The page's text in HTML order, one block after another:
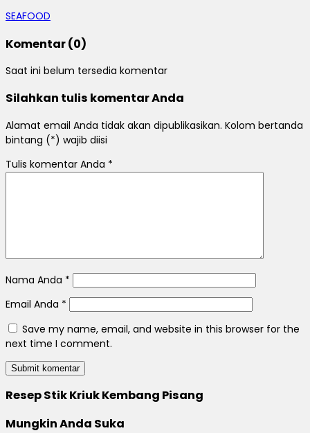
SEAFOOD
Komentar (0)
Saat ini belum tersedia komentar
Silahkan tulis komentar Anda
Alamat email Anda tidak akan dipublikasikan. Kolom bertanda
bintang (*) wajib diisi
Tulis komentar Anda *
Nama Anda *
Email Anda *
Save my name, email, and website in this browser for the
next time I comment.
Resep Stik Kriuk Kembang Pisang
Mungkin Anda Suka